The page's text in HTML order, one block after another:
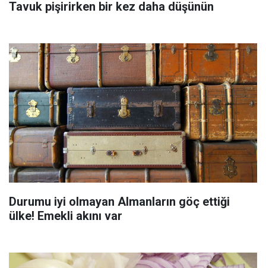
Tavuk pişirirken bir kez daha düşünün
Durumu iyi olmayan Almanların göç ettiği
ülke! Emekli akını var